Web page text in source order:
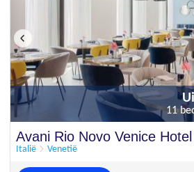
Avani Rio Novo Venice Hotel
Italië Venetië
11